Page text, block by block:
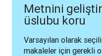
Metnini
üslubu koru
Varsayılan olarak
makaleler için gerekli